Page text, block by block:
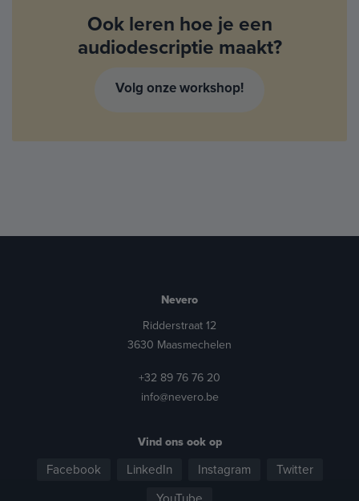
Ook leren hoe je een
audiodescriptie maakt?
Volg onze workshop!
Nevero
Ridderstraat 12
3630 Maasmechelen
+32 89 76 76 20
info@nevero.be
Vind ons ook op
Facebook LinkedIn Instagram
Twitter